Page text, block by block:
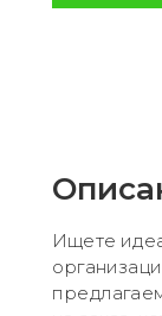
Ищете